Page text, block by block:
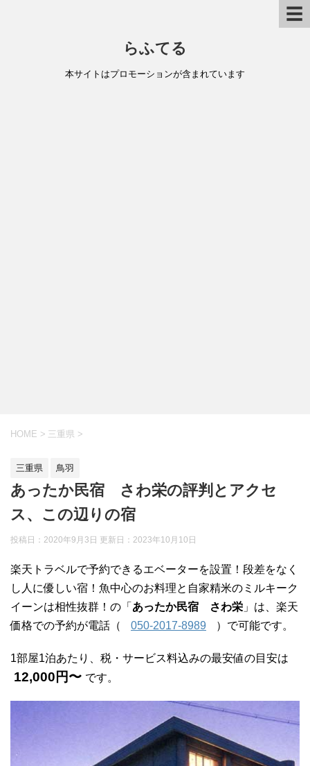
☰
らふてる
本サイトはプロモーションが含まれています
HOME > 三重県 >
三重県 鳥羽
あったか民宿 さわ栄の評判とアクセ
ス、この辺りの宿
投稿日：2020年9月3日 更新日： 2023年10月10日
楽天トラベルで予約できるエベーターを設置！段差をなく
し人に優しい宿！魚中心のお料理と自家精米のミルキーク
イーンは相性抜群！の「 あったか民宿 さわ栄 」は、楽天
価格での予約が電話（
050-2017-8989 ）で可能です。
1部屋1泊あたり、税・サービス料込みの最安値の目安は
12,000円〜 です。